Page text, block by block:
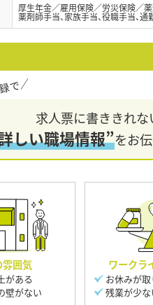
厚生年金／雇用保険／労災保険／
薬剤師手当、家族手当、役職手当、
求人票に書ききれな
しい職場情報”をお
囲気
がある
壁がない
ワークラ
お休みが
残業が少な